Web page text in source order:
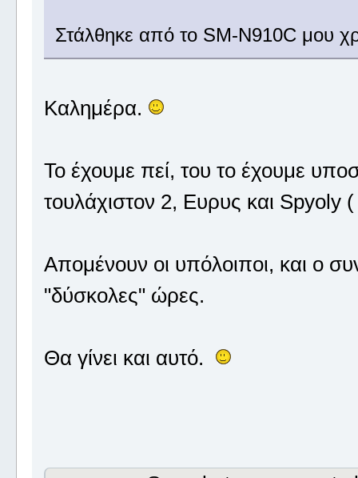
Στάλθηκε από το SM-N910C μου
Καλημέρα.
Το έχουμε πεί, του το έχουμε
τουλάχιστον 2, Ευρυς και
Απομένουν οι υπόλοιποι, και ο
"δύσκολες" ώρες.
Θα γίνει και αυτό.